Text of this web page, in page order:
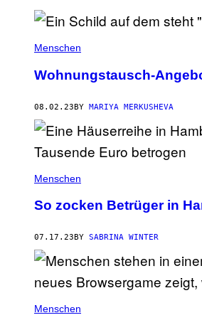
Menschen
Wohnungstausch-
08.02.23BY MARIYA MERKUSHEVA
Menschen
So zocken Betrüger in
07.17.23 BY SABRINA WINTER
Menschen